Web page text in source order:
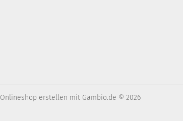
Onlineshop erstellen mit Gambio.de © 2026